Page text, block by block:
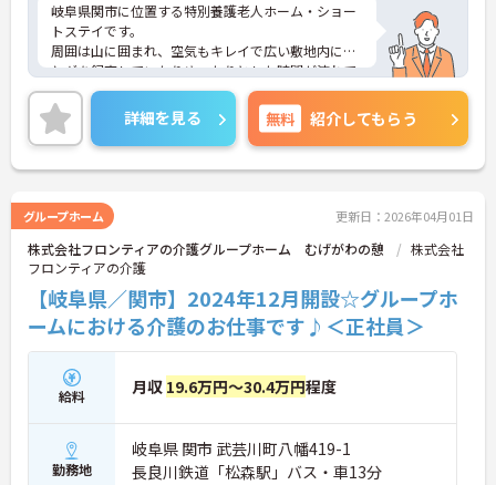
岐阜県関市に位置する特別養護老人ホーム・ショー
トステイです。
周囲は山に囲まれ、空気もキレイで広い敷地内には
ヤギを飼育していたりゆったりとした時間が流れて
いるのが特徴です。
★岐阜県ワークライフバランス推進エクセレント企
業 認定
★岐阜県人材育成事業者認定グレード1 認定
★関市女性が働きやすい環境Ｓランク 認定
る多彩な福利厚生、キャリア支援が充実していて、
スタッフが長く働ける職場環境が整っています。
働きやすい職場実現に向けては、iPad（アイパッ
ド）を使用した介護記録システムや介護ロボットを
導入するなど介護現場でのICT化を推進しています。
介護の楽しさ、やりがいを感じられる未経験者に優
しい職場です！
原則転勤なし！産休育休の取得事例があり託児所・
育児の補助もあるため腰を据えて働ける環境が整っ
ています。
ご興味ある方には、面接対策ポイントなど、詳細を
お話しいたしますのでお気軽にご相談ください。
詳細を見る 無料 紹介してもらう
グループホーム 更新日：2026年04月01日
株式会社フロンティアの介護グループホーム むげがわの憩
株式会社
フロンティアの介護
【岐阜県／関市】2024年12月開設☆グループホ
ームにおける介護のお仕事です♪＜正社員＞
給料 月収 19.6万円～30.4万円程度
勤務地
岐阜県 関市 武芸川町八幡419-1
長良川鉄道「松森駅」バス・車13分